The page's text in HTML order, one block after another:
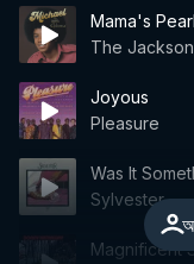
Mama's Pearl
The
Joyous
Pleasure
Was It
Sylvester
Magnificent